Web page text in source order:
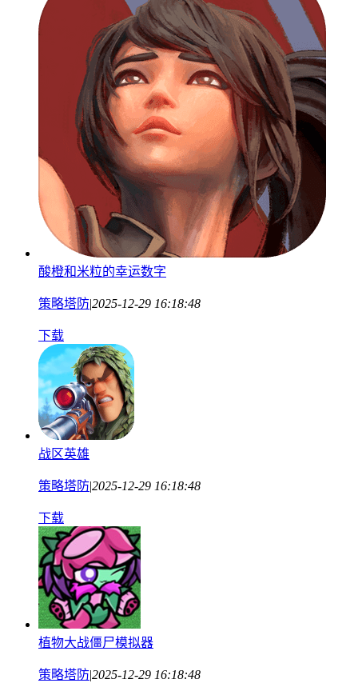
酸橙和米粒的幸运数字
策略塔防|2025-12-29 16:18:48
下载
战区英雄
策略塔防|2025-12-29 16:18:48
下载
植物大战僵尸模拟器
策略塔防|2025-12-29 16:18:48